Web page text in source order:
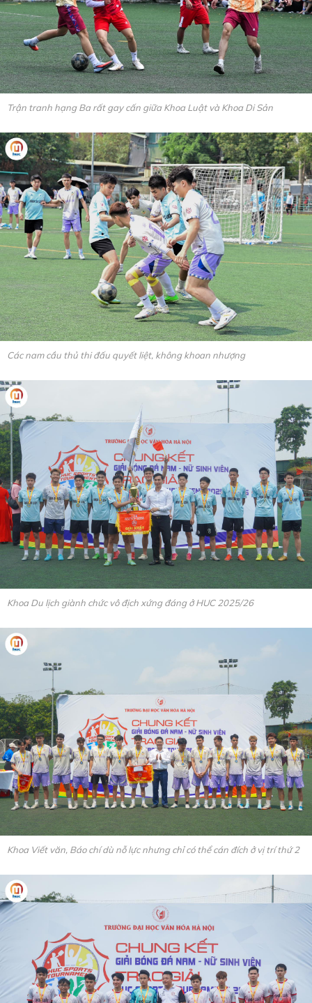
Trận tranh hạng Ba rất gay cấn giữa Khoa Luật và Khoa Di Sản
Các nam cầu thủ thi đấu quyết liệt, không khoan nhượng
Khoa Du lịch giành chức vô địch xứng đáng ở HUC 2025/26
Khoa Viết văn, Báo chí dù nỗ lực nhưng chỉ có thể cán đích ở vị trí thứ 2